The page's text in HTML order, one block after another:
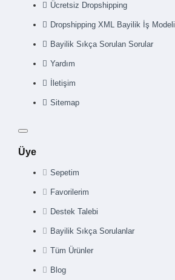
Ücretsiz Dropshipping
Dropshipping XML Bayilik İş Modeli
Bayilik Sıkça Sorulan Sorular
Yardım
İletişim
Sitemap
Üye
Sepetim
Favorilerim
Destek Talebi
Bayilik Sıkça Sorulanlar
Tüm Ürünler
Blog